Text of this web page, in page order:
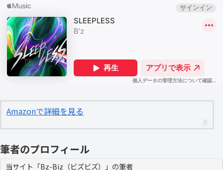
Amazonで詳細を見る
筆者のプロフィール
当サイト「Bz-Biz（ビズビズ）」の筆者